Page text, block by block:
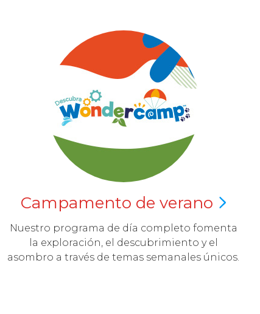
Campamento deverano
Nuestro programa de día completo fomenta
la exploración, el descubrimiento y el
asombro a través de temas semanales únicos.